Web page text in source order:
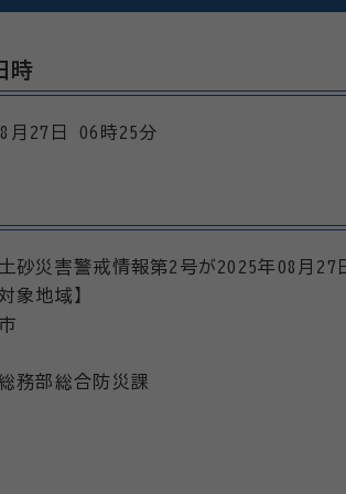
時
月27日 06時25分
砂災害警戒情報第2号が2025年08月
象地域】
務部総合防災課